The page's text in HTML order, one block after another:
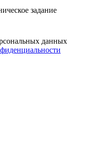
задание
данных